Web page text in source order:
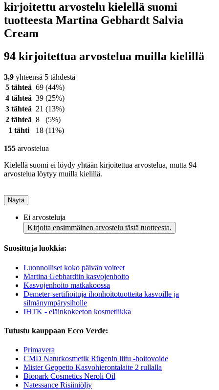
kirjoitettu arvostelu kielellä suomi
tuotteesta Martina Gebhardt Salvia
Cream
94 kirjoitettua arvostelua muilla kielillä
3,9 yhteensä 5 tähdestä
5 tähteä 69 (44%)
4 tähteä 39 (25%)
3 tähteä 21 (13%)
2 tähteä 8
(5%)
1 tähti
18 (11%)
155 arvostelua
Kielellä suomi ei löydy yhtään kirjoitettua arvostelua, mutta 94
arvostelua löytyy muilla kielillä.
Näytä
Ei arvosteluja
Kirjoita ensimmäinen arvostelu tästä tuotteesta.
Suosittuja luokkia:
Luonnolliset koko päivän voiteet
Martina Gebhardtin kasvojenhoito
Kasvojenhoito matkakoossa
Demeter-sertifioituja ihonhoitotuotteita kasvoille ja
silmänympärysiholle
IHTK - eläinkokeeton kosmetiikka
Tutustu kauppaan Ecco Verde:
Primavera
CMD Naturkosmetik Rügenin liitu -hoitovoide
Mister Geppetto Kasvohierontalaite 2 rullalla
Biopark Cosmetics Neroli Oil
Natessance Risiiniöljy